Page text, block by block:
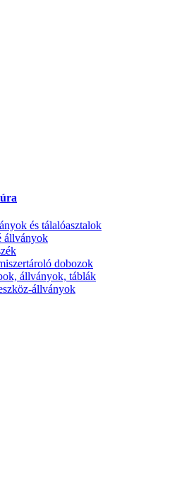
és tálalóasztalok
állványok
dobozok
állványok, táblák
állványok